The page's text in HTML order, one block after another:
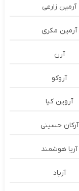
آرمین زارعی
آرمین مکری
آرن
آروکو
آروین کیا
آرکان حسینی
آریا هوشمند
آریاد